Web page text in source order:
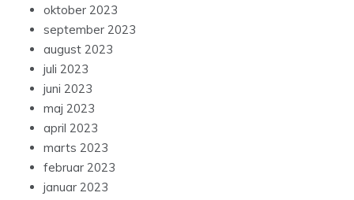
oktober 2023
september 2023
august 2023
juli 2023
juni 2023
maj 2023
april 2023
marts 2023
februar 2023
januar 2023